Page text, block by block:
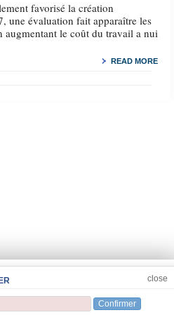
favorisé la création
une évaluation fait apparaître les
le coût du travail a nui
READ MORE
Confirmer
close
CLOSE